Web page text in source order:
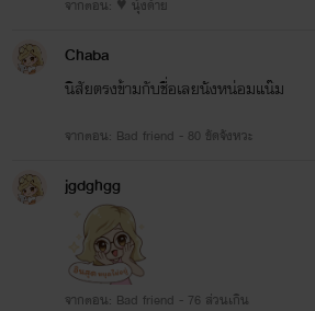
จากตอน: ♥️ นุ้งด้าย
Chaba
นิสัยตรงข้ามกับชื่อเลยนังหน่อมแน๊ม
จากตอน: Bad friend - 80 ขัดจังหวะ
jgdghgg
จากตอน: Bad friend - 76 ส่วนเกิน